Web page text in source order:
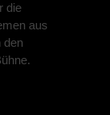
die
aus
den